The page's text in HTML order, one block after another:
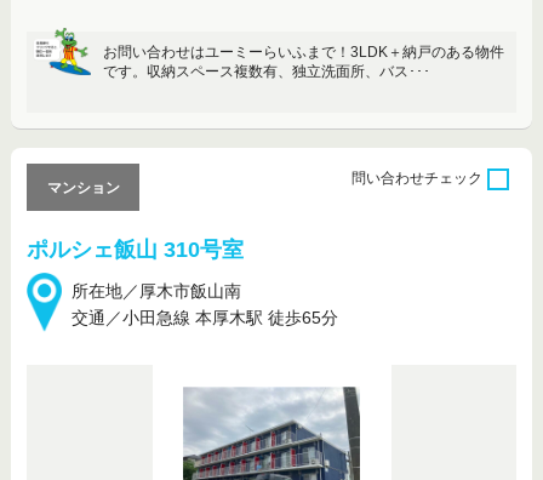
お問い合わせはユーミーらいふまで！3LDK＋納戸のある物件
です。収納スペース複数有、独立洗面所、バス･･･
ポルシェ飯山 310号室
所在地／厚木市飯山南
交通／小田急線 本厚木駅 徒歩65分
マンション
問い合わせチェック